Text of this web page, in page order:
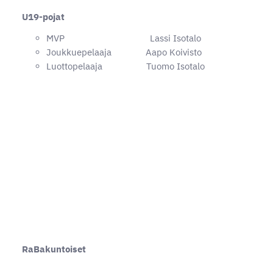
U19-pojat
MVP Lassi Isotalo
Joukkuepelaaja Aapo Koivisto
Luottopelaaja Tuomo Isotalo
RaBakuntoiset